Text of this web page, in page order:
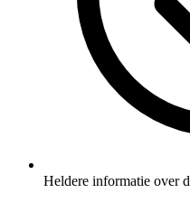
Heldere informatie over